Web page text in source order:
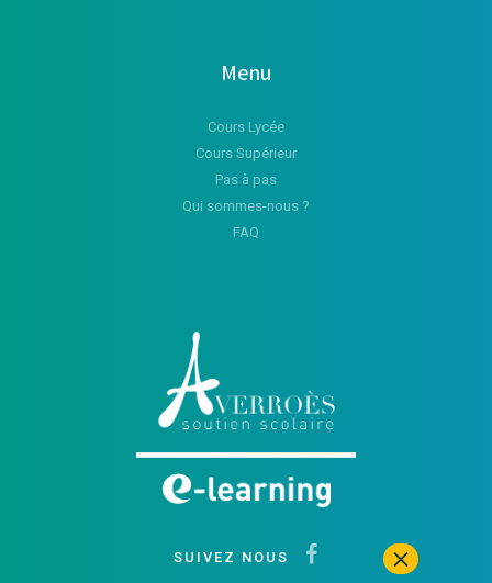
Menu
Cours Lycée
Cours Supérieur
Pas à pas
Qui sommes-nous ?
FAQ
SUIVEZ NOUS